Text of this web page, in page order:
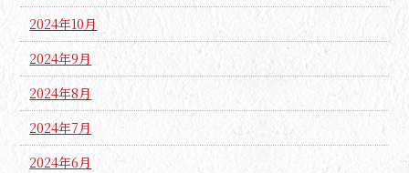
2024年10月
2024年9月
2024年8月
2024年7月
2024年6月